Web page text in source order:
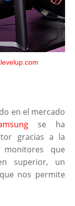
en el mercado
se ha
gracias a la
que
superior, un
nos permite